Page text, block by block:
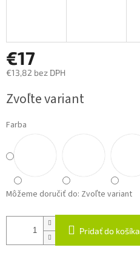
€17
€13,82 bez DPH
cena:
Zvoľte variant
Farba
Môžeme doručiť do: Zvoľte variant
Pridať do košíka